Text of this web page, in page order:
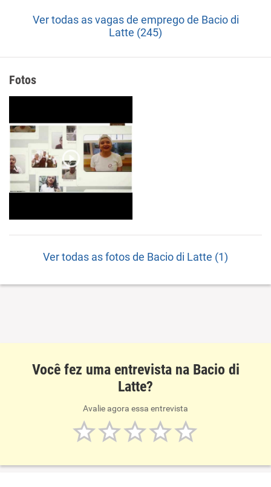
Ver todas as vagas de emprego de Bacio di
Latte (245)
Fotos
Ver todas as fotos de Bacio di Latte (1)
Você fez uma entrevista na Bacio di
Latte?
Avalie agora essa entrevista